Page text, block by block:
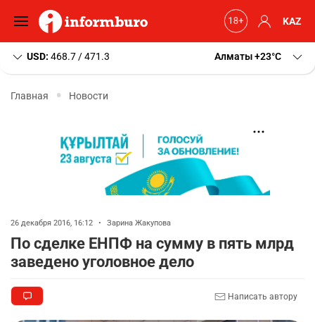
KAZ
USD: 468.7 / 471.3 Алматы+23 C
Главная Новости
26 декабря 2016, 16:12 • Зарина Жакупова
По сделке ЕНПФ на сумму в пять млрд
заведено уголовное дело
Написать автору